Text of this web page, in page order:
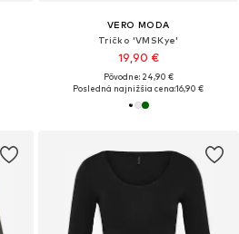
VERO MODA
Tričko 'VMSKye'
19,90 €
Pôvodne: 24,90 €
Posledná najnižšia cena:16,90 €